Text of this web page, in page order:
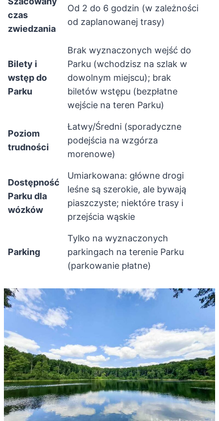
czas
zwiedzania
Od 2 do 6 godzin (w zależności
od zaplanowanej trasy)
Bilety i
wstęp do
Parku
Brak wyznaczonych wejść do
Parku (wchodzisz na szlak w
dowolnym miejscu); brak
biletów wstępu (bezpłatne
wejście na teren Parku)
Poziom
trudności
Łatwy/Średni (sporadyczne
podejścia na wzgórza
morenowe)
Dostępność
Parku dla
wózków
Umiarkowana: główne drogi
leśne są szerokie, ale bywają
piaszczyste; niektóre trasy i
przejścia wąskie
Parking
Tylko na wyznaczonych
parkingach na terenie Parku
(parkowanie płatne)